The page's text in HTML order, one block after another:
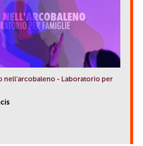
nell'arcobaleno - Laboratorio per